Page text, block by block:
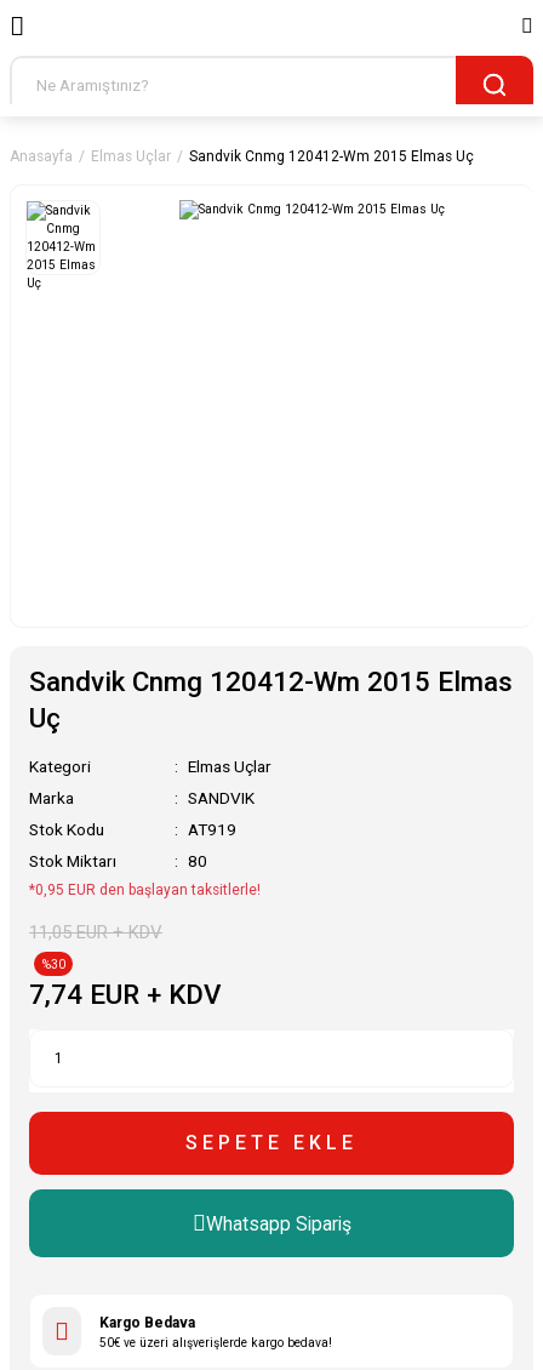
Anasayfa Elmas Uçlar Sandvik Cnmg 120412-Wm 2015 Elmas Uç
Sandvik Cnmg 120412-Wm 2015 Elmas
Uç
Kategori
Elmas Uçlar
Marka
SANDVIK
Stok Kodu
AT919
Stok Miktarı
80
*0,95 EUR den başlayan taksitlerle!
11,05 EUR + KDV
%30
7,74 EUR + KDV
SEPETE EKLE
Whatsapp Sipariş
Kargo Bedava
50€ ve üzeri alışverişlerde kargo bedava!